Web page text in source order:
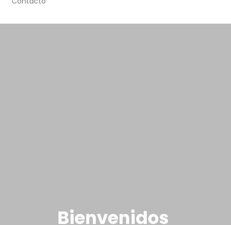
Bienvenidos